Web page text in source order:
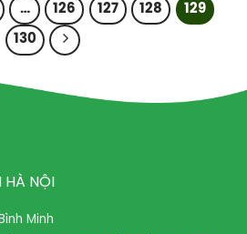
… 126 127 128 129
130
HÀ NỘI
Minh